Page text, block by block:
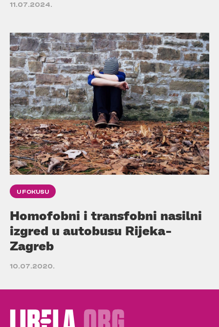
11.07.2024.
U FOKUSU
Homofobni i transfobni nasilni
izgred u autobusu Rijeka-
Zagreb
10.07.2020.